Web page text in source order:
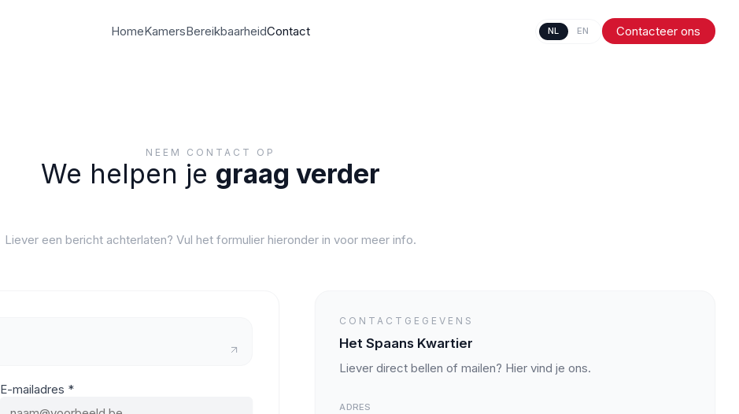
HomeKamersBereikbaarheidContact NL EN Contacteer ons
NEEM CONTACT OP
We helpen je graag verder
Liever een bericht achterlaten? Vul het formulier hieronder in voor meer info.
E-mailadres *
CONTACTGEGEVENS
Het Spaans Kwartier
Liever direct bellen of mailen? Hier vind je ons.
ADRES